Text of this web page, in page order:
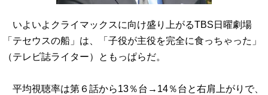
いよいよクライマックスに向け盛り上がるTBS日曜劇場
「テセウスの船」は、「子役が主役を完全に食っちゃった」
（テレビ誌ライター）ともっぱらだ。
平均視聴率は第６話から13％台→14％台と右肩上がりで、